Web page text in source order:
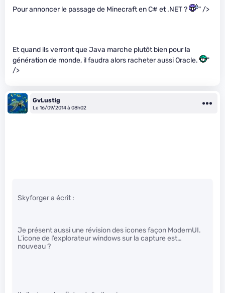
Pour annoncer le passage de Minecraft en C# et .NET ? " />
Et quand ils verront que Java marche plutôt bien pour la
génération de monde, il faudra alors racheter aussi Oracle.
"
/>
GvLustig
Le 16/09/2014 à 08h02
Skyforger a écrit :
Je présent aussi une révision des icones façon ModernUI.
L’icone de l’explorateur windows sur la capture est…
nouveau ?